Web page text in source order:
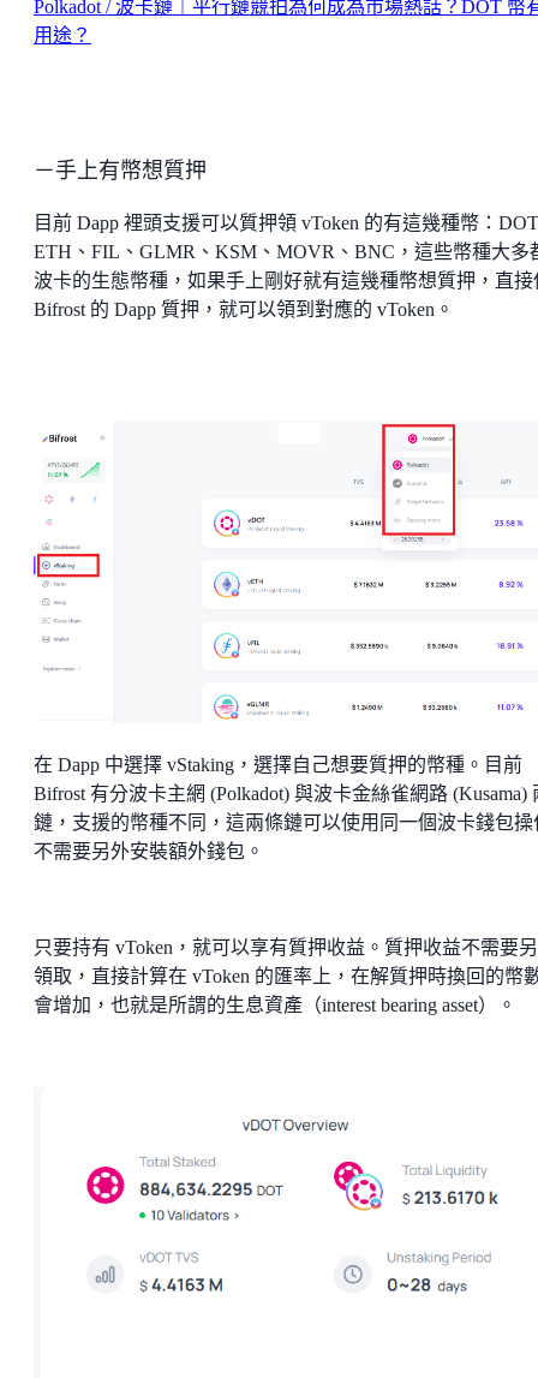
Polkadot / 波卡鏈｜平行鏈競拍為何成為市場熱話？DOT 幣
用途？
－手上有幣想質押
目前 Dapp 裡頭支援可以質押領 vToken 的有這幾種幣：
ETH、FIL、GLMR、KSM、MOVR、BNC，這些幣種大多
波卡的生態幣種，如果手上剛好就有這幾種幣想質押，直接
Bifrost 的 Dapp 質押，就可以領到對應的 vToken。
在 Dapp 中選擇 vStaking，選擇自己想要質押的幣種。目前
Bifrost 有分波卡主網 (Polkadot) 與波卡金絲雀網路 (Kusama)
鏈，支援的幣種不同，這兩條鏈可以使用同一個波卡錢包操
不需要另外安裝額外錢包。
只要持有 vToken，就可以享有質押收益。質押收益不需要
領取，直接計算在 vToken 的匯率上，在解質押時換回的幣
會增加，也就是所謂的生息資產（interest bearing asset）。